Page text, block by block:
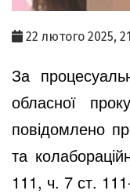
22 лютого 2025,
За
обласної
повідомлено
та
111, ч. 7 ст.